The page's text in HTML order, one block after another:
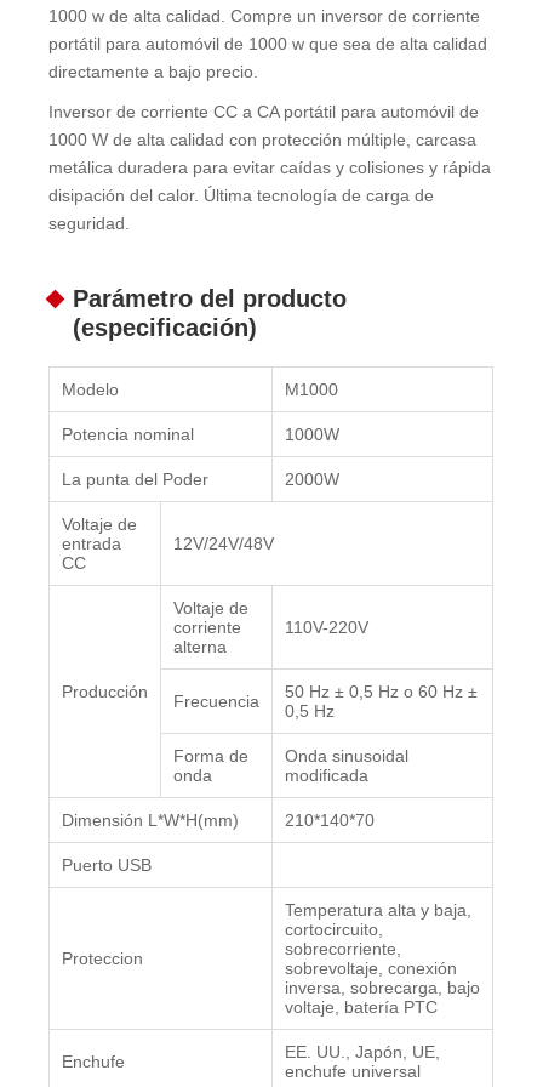
1000 w de alta calidad. Compre un inversor de corriente
portátil para automóvil de 1000 w que sea de alta calidad
directamente a bajo precio.
Inversor de corriente CC a CA portátil para automóvil de
1000 W de alta calidad con protección múltiple, carcasa
metálica duradera para evitar caídas y colisiones y rápida
disipación del calor. Última tecnología de carga de
seguridad.
Parámetro del producto
(especificación)
Modelo M1000
Potencia nominal 1000W
La punta del Poder 2000W
Voltaje de
entrada
CC
12V/24V/48V
Producción
Voltaje de
corriente
alterna
110V-220V
Frecuencia
50 Hz ± 0,5 Hz o 60 Hz ±
0,5 Hz
Forma de
onda
Onda sinusoidal
modificada
Dimensión L*W*H(mm) 210*140*70
Puerto USB
Proteccion
Temperatura alta y baja,
cortocircuito,
sobrecorriente,
sobrevoltaje, conexión
inversa, sobrecarga, bajo
voltaje, batería PTC
Enchufe
EE. UU., Japón, UE,
enchufe universal